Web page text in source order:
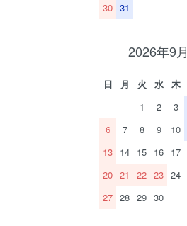
30 31
2026年9月
日 月 火 水 木
1
2 3
6
7 8 9 10
13 14 15 16 17
20 21 22 23 24
27 28 29 30